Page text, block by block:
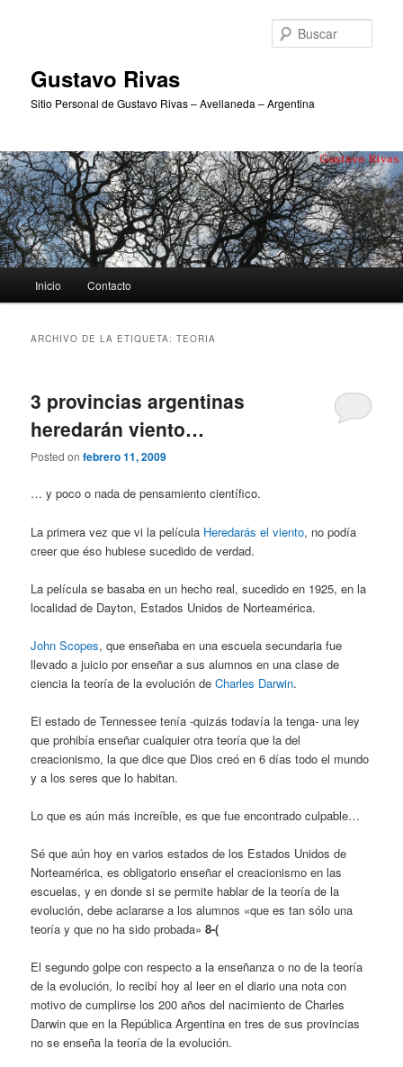
Gustavo Rivas
Sitio Personal de Gustavo Rivas – Avellaneda – Argentina
principal
Inicio Contacto
ARCHIVO DE LA ETIQUETA:TEORIA
3 provincias argentinas
heredarán viento…
Posted onfebrero 11, 2009
… y poco o nada de pensamiento científico.
La primera vez que vi la película Heredarás el viento, no podía
creer que éso hubiese sucedido de verdad.
La película se basaba en un hecho real, sucedido en 1925, en la
localidad de Dayton, Estados Unidos de Norteamérica.
John Scopes, que enseñaba en una escuela secundaria fue
llevado a juicio por enseñar a sus alumnos en una clase de
ciencia la teoría de la evolución deCharles Darwin.
El estado de Tennessee tenía -quizás todavía la tenga- una ley
que prohibía enseñar cualquier otra teoría que la del
creacionismo, la que dice que Dios creó en 6 días todo el mundo
y a los seres que lo habitan.
Lo que es aún más increíble, es que fue encontrado culpable…
Sé que aún hoy en varios estados de los Estados Unidos de
Norteamérica, es obligatorio enseñar el creacionismo en las
escuelas, y en donde si se permite hablar de la teoría de la
evolución, debe aclararse a los alumnos «que es tan sólo una
teoría y que no ha sido probada»8-(
El segundo golpe con respecto a la enseñanza o no de la teoría
de la evolución, lo recibí hoy al leer en el diario una nota con
motivo de cumplirse los 200 años del nacimiento de Charles
Darwin que en la República Argentina en tres de sus provincias
no se enseña la teoría de la evolución.